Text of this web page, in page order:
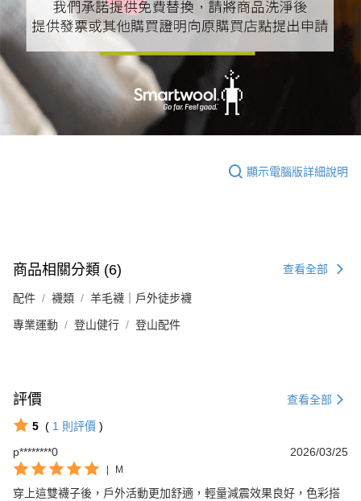
顯示電腦版詳細說明
商品相關分類 (6) 查看全部
配件 襪類 羊毛襪｜戶外徒步襪
專業運動 登山健行 登山配件
評價 查看全部
5 ( 1 則評價 )
p********0
2026/03/25
M
穿上這雙襪子後，戶外活動更加舒適，輕量減震效果良好，色彩搭